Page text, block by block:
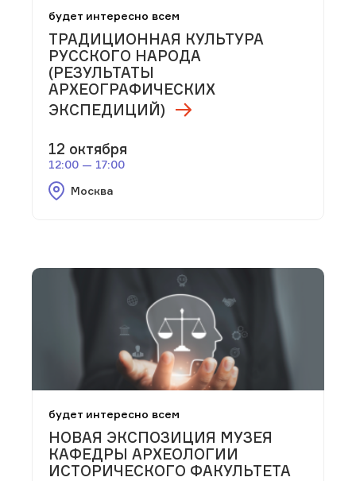
будет интересно всем
ТРАДИЦИОННАЯ КУЛЬТУРА
РУССКОГО НАРОДА
(РЕЗУЛЬТАТЫ
АРХЕОГРАФИЧЕСКИХ
ЭКСПЕДИЦИЙ)
12 октября
12:00 — 17:00
Москва
будет интересно всем
НОВАЯ ЭКСПОЗИЦИЯ МУЗЕЯ
КАФЕДРЫ АРХЕОЛОГИИ
ИСТОРИЧЕСКОГО ФАКУЛЬТЕТА